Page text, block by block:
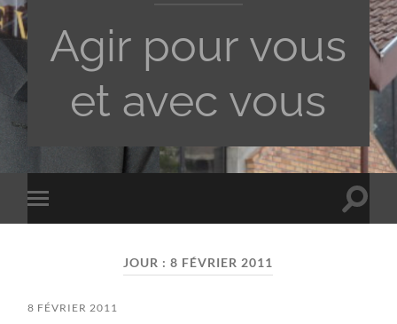
Agir pour vous
et avec vous
Toggle
mobile
Toggle
JOUR :8 FÉVRIER 2011
8 FÉVRIER 2011